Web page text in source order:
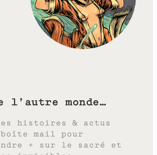
l’autre monde…
histoires & actus
mail pour
+ sur le sacré et